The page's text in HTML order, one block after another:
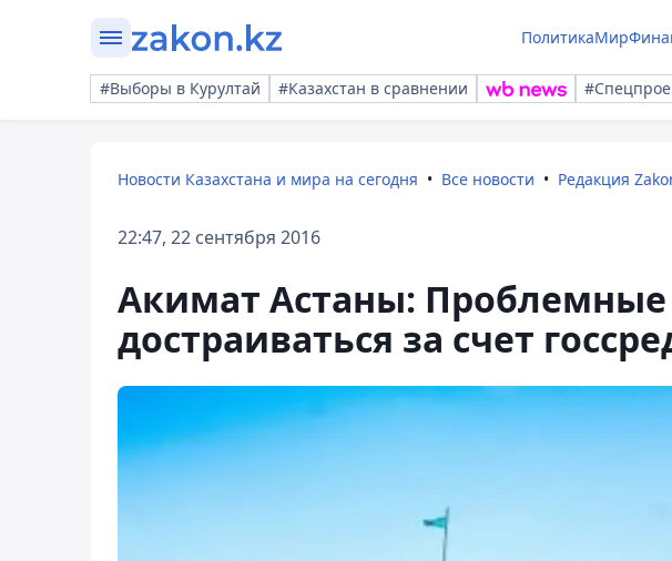
ПолитикаМир
#Выборы в Курултай #Казахстан в сравнении
Новости Казахстана и мира на сегодня Все новости Редакция
22:47, 22 сентября 2016
Акимат Астаны: Проблемные
достраиваться за счет